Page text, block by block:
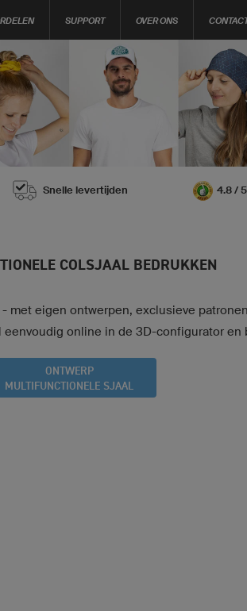
SUPPORT OVER ONS
Snelle levertijden 4.8 /
COLSJAAL BEDRUKKEN
met eigen ontwerpen, exclusieve
online in de 3D-configurator en
ONTWERP
MULTIFUNCTIONELE SJAAL